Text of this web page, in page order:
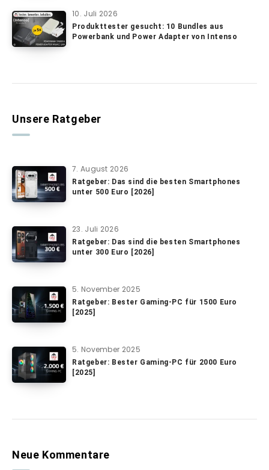
10. Juli 2026
Produkttester gesucht: 10 Bundles aus
Powerbank und Power Adapter von Intenso
Unsere Ratgeber
7. August 2026
Ratgeber: Das sind die besten Smartphones
unter 500 Euro [2026]
23. Juli 2026
Ratgeber: Das sind die besten Smartphones
unter 300 Euro [2026]
5. November 2025
Ratgeber: Bester Gaming-PC für 1500 Euro
[2025]
5. November 2025
Ratgeber: Bester Gaming-PC für 2000 Euro
[2025]
Neue Kommentare